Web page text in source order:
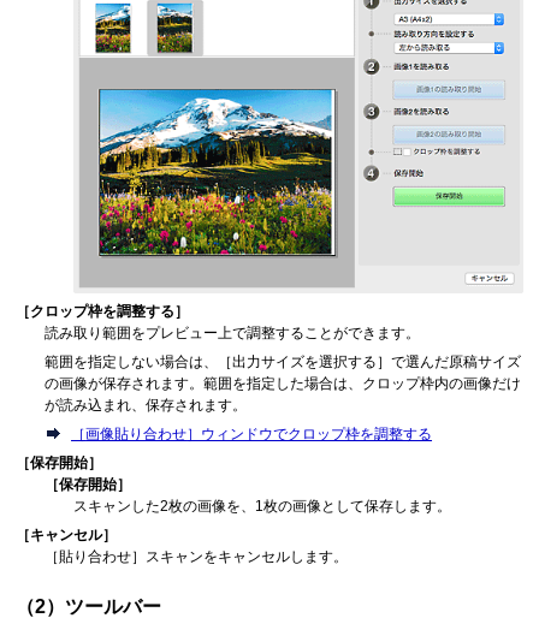
［クロップ枠を調整する］
読み取り範囲をプレビュー上で調整することができます。
範囲を指定しない場合は、［出力サイズを選択する ］で選んだ原稿サイズ
の画像が保存されます。範囲を指定した場合は、クロップ枠内の画像だけ
が読み込まれ、保存されます。
［画像貼り合わせ］ウィンドウでクロップ枠を調整する
［保存開始］
［保存開始］
スキャンした2枚の画像を、1枚の画像として保存します。
［キャンセル］
［ 貼り合わせ］スキャンをキャンセルします。
（2）ツールバー